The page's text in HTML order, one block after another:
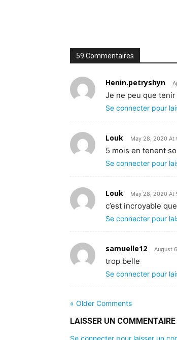
59 Commentaires
Henin.petryshyn
Je ne peu que
Se connecter pour
Louk May 28, 2020 At
5 mois en tenent
Se connecter pour
Louk May 28, 2020 At
c’est incroyable
Se connecter pour
samuelle12 August
trop belle
Se connecter pour
« Older Comments
LAISSER UN COMMENTAIRE
Se connecter pour laisser un